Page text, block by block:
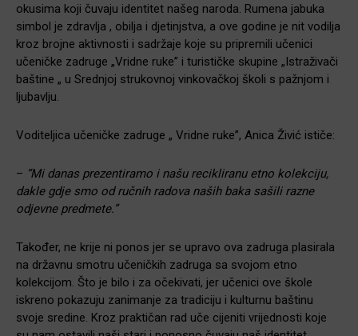
okusima koji čuvaju identitet našeg naroda. Rumena jabuka
simbol je zdravlja , obilja i djetinjstva, a ove godine je nit vodilja
kroz brojne aktivnosti i sadržaje koje su pripremili učenici
učeničke zadruge „Vridne ruke” i turističke skupine „Istraživači
baštine „ u Srednjoj strukovnoj vinkovačkoj školi s pažnjom i
ljubavlju.
Voditeljica učeničke zadruge „ Vridne ruke”, Anica Živić ističe:
– “Mi danas prezentiramo i našu recikliranu etno kolekciju,
dakle gdje smo od ručnih radova naših baka sašili razne
odjevne predmete.”
Također, ne krije ni ponos jer se upravo ova zadruga plasirala
na državnu smotru učeničkih zadruga sa svojom etno
kolekcijom. Što je bilo i za očekivati, jer učenici ove škole
iskreno pokazuju zanimanje za tradiciju i kulturnu baštinu
svoje sredine. Kroz praktičan rad uče cijeniti vrijednosti koje